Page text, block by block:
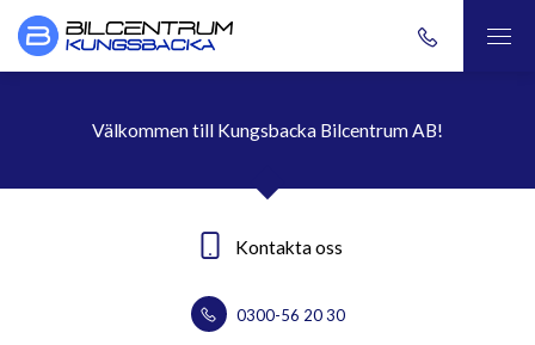
Välkommen till Kungsbacka Bilcentrum AB!
Kontakta oss
0300-56 20 30